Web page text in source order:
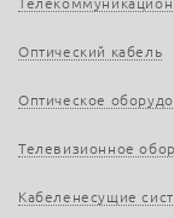
Оптический кабель
Оптическое
Телевизионное
Кабеленесущие